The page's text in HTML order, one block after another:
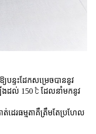
បន្ទះដែកសម្រេចបាននូវ
ដល់ 150 ℃ ដែលនាំមកនូវ
ដេរធម្មតាគឺត្រឹមតែប្រហែល